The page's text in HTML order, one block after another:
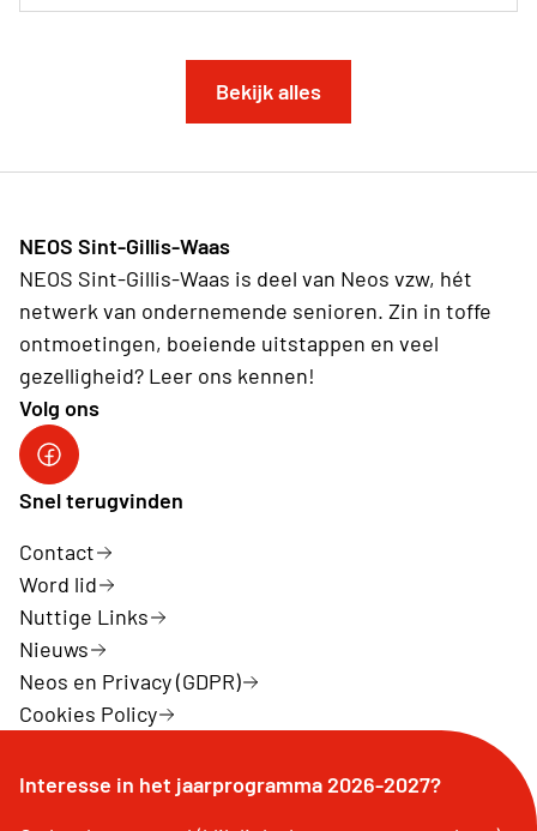
Bekijk alles
NEOS Sint-Gillis-Waas
NEOS Sint-Gillis-Waas is deel van Neos vzw, hét
netwerk van ondernemende senioren. Zin in toffe
ontmoetingen, boeiende uitstappen en veel
gezelligheid? Leer ons kennen!
Volg ons
Facebook van Neos Sint-Gillis-Waas
Snel terugvinden
Contact
Word lid
Nuttige Links
Nieuws
Neos en Privacy (GDPR)
Cookies Policy
Interesse in het jaarprogramma 2026-2027?